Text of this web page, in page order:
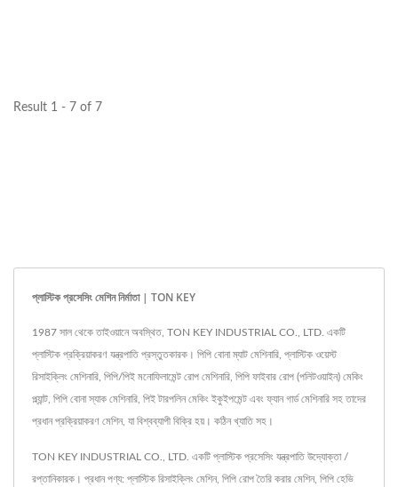
Result 1 - 7 of 7
প্লাস্টিক প্রসেসিং মেশিন নির্মাতা | TON KEY
1987 সাল থেকে তাইওয়ানে অবস্থিত, TON KEY INDUSTRIAL CO., LTD. একটি
প্লাস্টিক প্রক্রিয়াকরণ যন্ত্রপাতি প্রস্তুতকারক। পিপি বোনা ম্যাট মেশিনারি, প্লাস্টিক ওয়েস্ট
রিসাইক্লিং মেশিনারি, পিপি/পিই মনোফিলামেন্ট রোপ মেশিনারি, পিপি ফাইবার রোপ (পলিটওয়াইন) মেকিং
প্ল্যান্ট, পিপি বোনা স্যাক মেশিনারি, পিই টারপলিন মেকিং ইকুইপমেন্ট এবং ফ্যান গার্ড মেশিনারি সহ তাদের
প্রধান প্রক্রিয়াকরণ মেশিন, যা বিশ্বব্যাপী বিক্রি হয়। কঠিন খ্যাতি সহ।
TON KEY INDUSTRIAL CO., LTD. একটি প্লাস্টিক প্রসেসিং যন্ত্রপাতি উদ্যোক্তা /
রপ্তানিকারক। প্রধান পণ্য: প্লাস্টিক রিসাইক্লিং মেশিন, পিপি রোপ তৈরি করার মেশিন, পিপি হেভি